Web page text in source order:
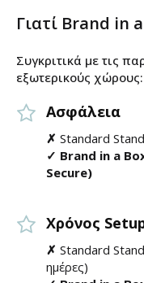
Γιατί Brand in
Συγκριτικά με τις
εξωτερικούς χώρους:
Ασφάλεια
✗ Standard
✓ Brand in a
Secure)
Χρόνος
✗ Standard
ημέρες)